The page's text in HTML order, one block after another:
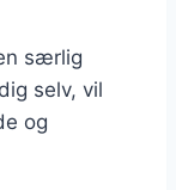
særlig
selv, vil
og